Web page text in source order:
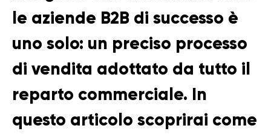
le aziende B2B di successo è
uno solo: un preciso processo
di vendita adottato da tutto il
reparto commerciale. In
questo articolo scoprirai come